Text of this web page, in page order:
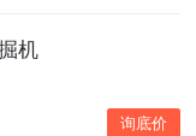
机
询底价